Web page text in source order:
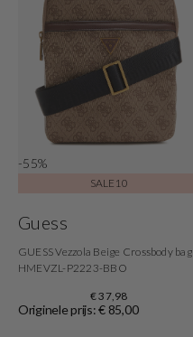
-55%
SALE10
Guess
GUESS Vezzola Beige Crossbody bag
HMEVZL-P2223-BBO
€ 37,98
Originele prijs: € 85,00